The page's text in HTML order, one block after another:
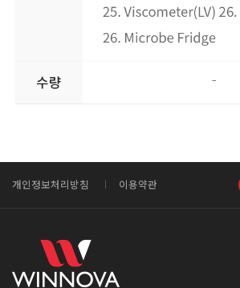
개인정보처리방침 이용약관